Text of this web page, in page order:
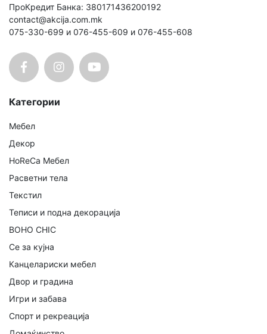
ПроКредит Банка: 380171436200192
contact@akcija.com.mk
075-330-699 и 076-455-609 и 076-455-608
Категории
Мебел
Декор
HoReCa Мебел
Расветни тела
Текстил
Теписи и подна декорација
BOHO CHIC
Се за кујна
Канцелариски мебел
Двор и градина
Игри и забава
Спорт и рекреација